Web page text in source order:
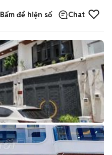
Bấm để hiện số Chat